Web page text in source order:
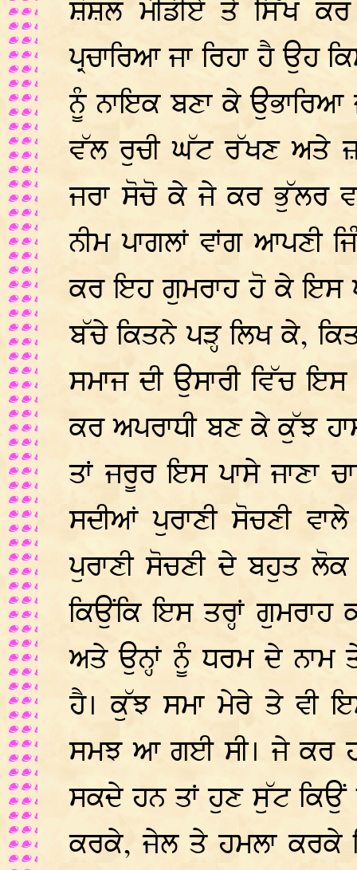
ਸ਼ੋਸ਼ਲ ਮੀਡੀਏ ਤੇ ਸਿੱਖ
ਪ੍ਰਚਾਰਿਆ ਜਾ ਰਿਹਾ ਹੈ ਉਹ
ਨੂੰ ਨਾਇਕ ਬਣਾ ਕੇ ਉਭਾਰਿਆ
ਵੱਲ ਰੁਚੀ ਘੱਟ ਰੱਖਣ ਅਤੇ
ਜਰਾ ਸੋਚੋ ਕੇ ਜੇ ਕਰ ਭੁੱਲਰ
ਨੀਮ ਪਾਗਲਾਂ ਵਾਂਗ ਆਪਣੀ
ਕਰ ਇਹ ਗੁਮਰਾਹ ਹੋ ਕੇ ਇਸ
ਬੱਚੇ ਕਿਤਨੇ ਪੜ੍ਹ ਲਿਖ ਕੇ,
ਸਮਾਜ ਦੀ ਉਸਾਰੀ ਵਿੱਚ ਇਸ
ਕਰ ਅਪਰਾਧੀ ਬਣ ਕੇ ਕੁੱਝ
ਤਾਂ ਜਰੂਰ ਇਸ ਪਾਸੇ ਜਾਣਾ
ਸਦੀਆਂ ਪੁਰਾਣੀ ਸੋਚਣੀ
ਪੁਰਾਣੀ ਸੋਚਣੀ ਦੇ ਬਹੁਤ
ਕਿਉਂਕਿ ਇਸ ਤਰ੍ਹਾਂ ਗੁਮਰਾਹ
ਅਤੇ ਉਨ੍ਹਾਂ ਨੂੰ ਧਰਮ ਦੇ ਨਾਮ
ਹੈ। ਕੁੱਝ ਸਮਾ ਮੇਰੇ ਤੇ ਵੀ
ਸਮਝ ਆ ਗਈ ਸੀ। ਜੇ ਕਰ
ਸਕਦੇ ਹਨ ਤਾਂ ਹੁਣ ਸੁੱਟ
ਕਰਕੇ, ਜੇਲ ਤੇ ਹਮਲਾ ਕਰਕੇ